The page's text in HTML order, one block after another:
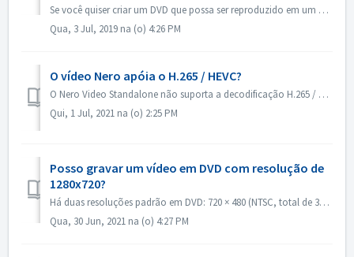
Se você quiser criar um DVD que possa ser reproduzido em um DVD player, primeiro você precisa lembrar qual é o formato do disco. Há uma diferença fundamenta...
Qua, 3 Jul, 2019 na (o) 4:26 PM
O vídeo Nero apóia o H.265 / HEVC?
O Nero Video Standalone não suporta a decodificação H.265 / HEVC. A decodificação H.265 / HEVC está disponível somente no Nero Platinum Suite.
Qui, 1 Jul, 2021 na (o) 2:25 PM
Posso gravar um vídeo em DVD com resolução de
1280x720?
Há duas resoluções padrão em DVD: 720 × 480 (NTSC, total de 345.600 pixels) e 720 × 576 (PAL total de 414.720 pixels), ambas disponíveis em proporções de 4:...
Qua, 30 Jun, 2021 na (o) 4:27 PM